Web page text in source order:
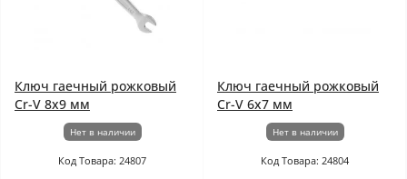
Ключ гаечный рожковый
Cr-V 8x9 мм
Нет в наличии
Код Товара: 24807
Ключ гаечный рожковый
Cr-V 6x7 мм
Нет в наличии
Код Товара: 24804